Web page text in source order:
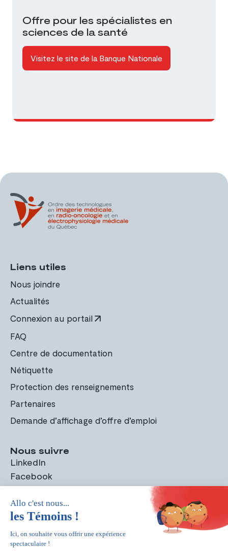
Offre pour les spécialistes en
sciences de la santé
Visitez le site de la Banque Nationale
Liens utiles
Nous joindre
Actualités
Connexion au portail
FAQ
Centre de documentation
Nétiquette
Protection des renseignements
Partenaires
Demande d’affichage d’offre d’emploi
Nous suivre
LinkedIn
Facebook
Instagram
ÉchoX
Recevez notre magazine trimestriel et toutes les plus récentes
nouvelles sur les domaines de pratique de l'Ordre.